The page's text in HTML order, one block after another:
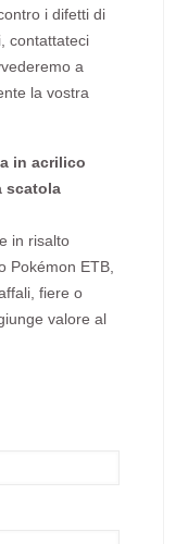
i difetti di
contattateci
a
la vostra
in acrilico
scatola
in risalto
Pokémon ETB,
fiere o
valore al